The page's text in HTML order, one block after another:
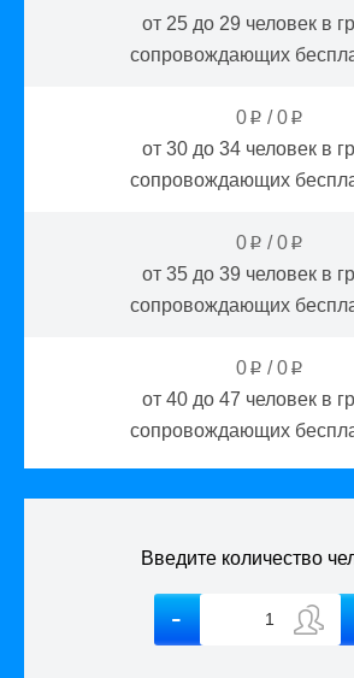
от 25 до 29 человек в
сопровождающих
0 p /0 p
от 30 до 34 человек в
сопровождающих
0 p /0 p
от 35 до 39 человек в
сопровождающих
0 p /0 p
от 40 до 47 человек в
сопровождающих
Введите количество